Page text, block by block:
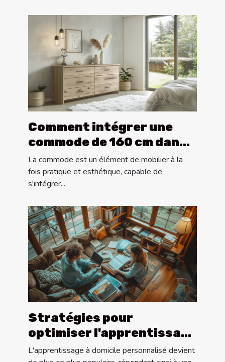
Comment intégrer une
commode de 160 cm dans
différents styles de
décoration
La commode est un élément de mobilier à la
fois pratique et esthétique, capable de
s'intégrer...
Stratégies pour
optimiser l'apprentissage
lors des cours
L'apprentissage à domicile personnalisé devient